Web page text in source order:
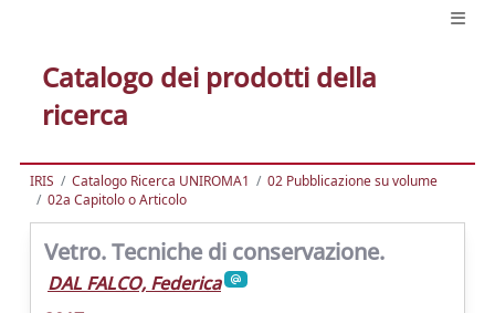
Catalogo dei prodotti della
ricerca
IRIS Catalogo Ricerca UNIROMA1
02 Pubblicazione su volume
02a Capitolo o Articolo
Vetro. Tecniche di conservazione.
DAL FALCO, Federica